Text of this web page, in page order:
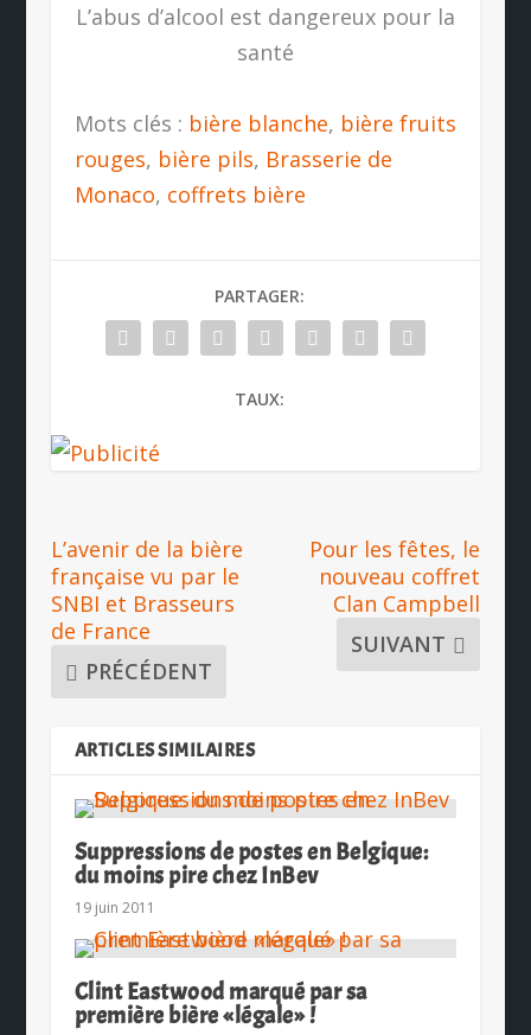
L’abus d’alcool est dangereux pour la
santé
Mots clés : bière blanche, bière fruits
rouges, bière pils, Brasserie de
Monaco, coffrets bière
PARTAGER:
TAUX:
L’avenir de la bière
française vu par le
SNBI et Brasseurs
de France
PRÉCÉDENT
Pour les fêtes, le
nouveau coffret
Clan Campbell
SUIVANT
ARTICLES SIMILAIRES
Suppressions de postes en Belgique:
du moins pire chez InBev
19 juin 2011
Clint Eastwood marqué par sa
première bière «légale» !